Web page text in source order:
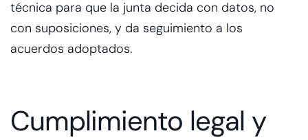
técnica para que la junta decida con datos, no
con suposiciones, y da seguimiento a los
acuerdos adoptados.
Cumplimiento legal y